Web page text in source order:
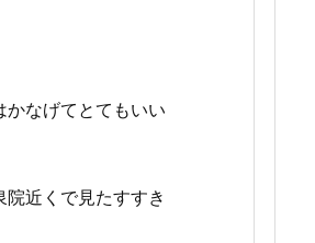
なげてとてもいい
近くで見たすすき